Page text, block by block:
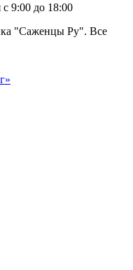
с 9:00 до 18:00
"Саженцы Ру". Все